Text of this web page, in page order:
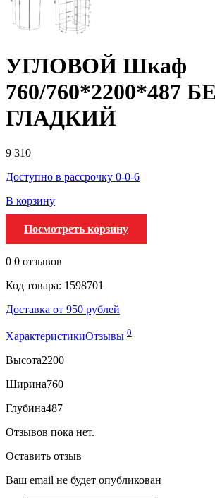
УГЛОВОЙ Шкаф
760/760*2200*487
ГЛАДКИЙ
9 310
Доступно в рассрочку 0-0-6
В корзину
Посмотреть корзину
0 0 отзывов
Код товара: 1598701
Доставка от 950 рублей
ХарактеристикиОтзывы 0
Высота2200
Ширина760
Глубина487
Отзывов пока нет.
Оставить отзыв
Ваш email не будет опубликован